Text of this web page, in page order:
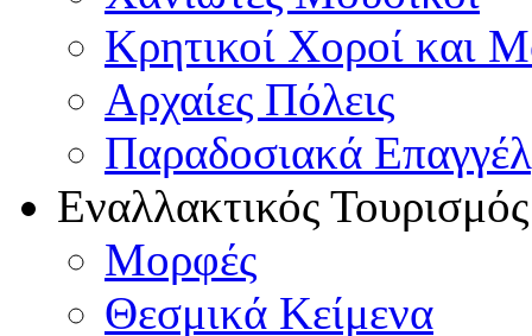
Κρητικοί Χοροί και
Αρχαίες Πόλεις
Παραδοσιακά
Εναλλακτικός Τουρισμός
Μορφές
Θεσμικά Κείμενα